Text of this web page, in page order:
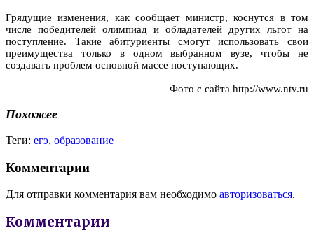
Грядущие изменения, как сообщает министр, коснутся в том
числе победителей олимпиад и обладателей других льгот на
поступление. Такие абитуриенты смогут использовать свои
преимущества только в одном выбранном вузе, чтобы не
создавать проблем основной массе поступающих.
Фото с сайта http://www.ntv.ru
Похожее
Теги: егэ, образование
Комментарии
Для отправки комментария вам необходимо авторизоваться.
Комментарии